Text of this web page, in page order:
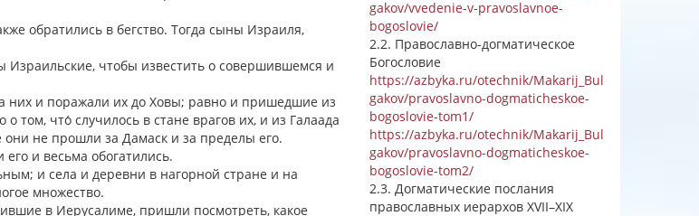
обратились в бегство. Тогда сыны Израиля,
чтобы известить о совершившемся и
них и поражали их до Ховы; равно и пришедшие из
том, что́ случилось в стане врагов их, и из Галаада
не прошли за Дамаск и за пределы его.
и весьма обогатились.
и села и деревни в нагорной стране и на
множество.
в Иерусалиме, пришли посмотреть, какое
gakov/vvedenie-v-pravoslavnoe-
bogoslovie/
2.2. Православно-догматическое
Богословие
https://azbyka.ru/otechnik/Makarij_Bul
gakov/pravoslavno-dogmaticheskoe-
bogoslovie-tom1/
https://azbyka.ru/otechnik/Makarij_Bul
gakov/pravoslavno-dogmaticheskoe-
bogoslovie-tom2/
2.3. Догматические послания
православных иерархов XVII–XIX